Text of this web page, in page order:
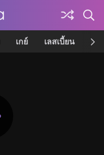
เกย์ เลสเบี้ยน เค